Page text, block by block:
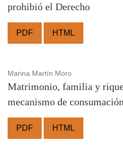
prohibió el Derecho
PDF HTML
Marina Martín Moro
Matrimonio, familia y
mecanismo de
PDF HTML